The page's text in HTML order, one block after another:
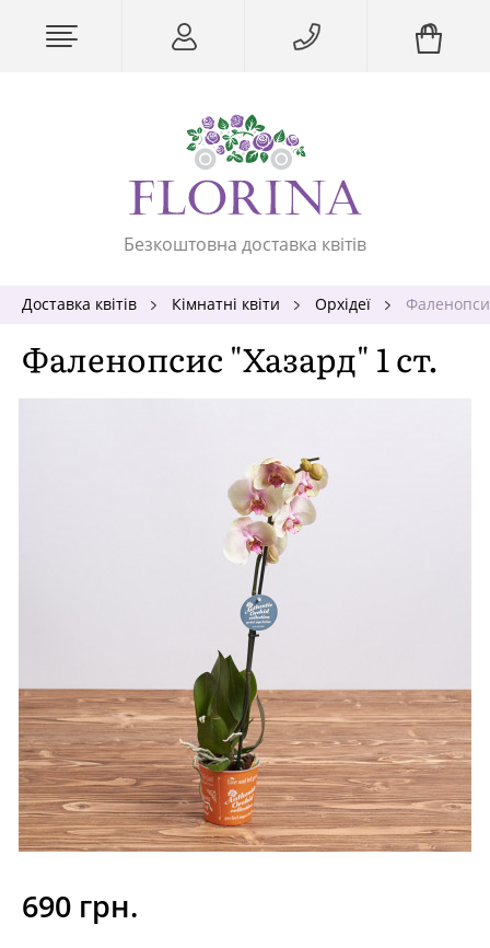
Безкоштовна доставка квітів
Доставка квітів Кімнатні квіти Орхідеї
Фаленопсис "Хазард" 1 ст.
690 грн.